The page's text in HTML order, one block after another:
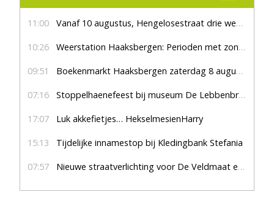
11:00 Vanaf 10 augustus, Hengelosestraat drie weken dicht voor doorgaand verkeer
10:26 Weerstation Haaksbergen: Perioden met zon en droog
09:51 Boekenmarkt Haaksbergen zaterdag 8 augustus, marktplein Haaksbergen
07:16 Stoppelhaenefeest bij museum De Lebbenbrugge
17:07 Luk akkefietjes… HekselmesienHarry
15:13 Tijdelijke innamestop bij Kledingbank Stefania
07:57 Nieuwe straatverlichting voor De Veldmaat en De Pas